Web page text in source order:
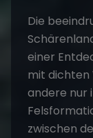
Die
einer
mit dichten
andere nur
zwischen